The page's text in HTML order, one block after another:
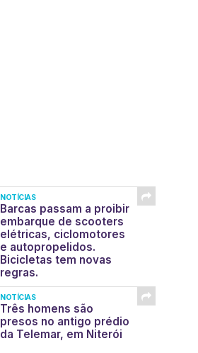
NOTÍCIAS
Barcas passam a proibir
embarque de scooters
elétricas, ciclomotores
e autopropelidos.
Bicicletas tem novas
regras.
NOTÍCIAS
Três homens são
presos no antigo prédio
da Telemar, em Niterói